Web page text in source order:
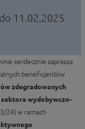
11.02.2025
serdecznie zaprasza
beneficjentów
zdegradowanych
sektora wydobywczo-
24) w ramach